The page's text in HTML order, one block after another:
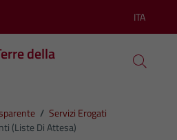
Lingua
ITA
della
/ Servizi Erogati
(Liste Di Attesa)